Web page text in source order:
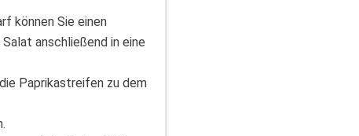
können Sie einen
anschließend in eine
Paprikastreifen zu dem